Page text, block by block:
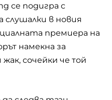
се подигра с
слушалки в новия
премиера на
намекна за
сочейки че той